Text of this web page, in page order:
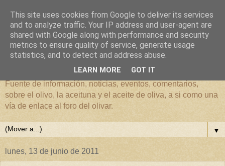
El mundo del Olivar
Fuente de información, noticias, eventos, comentarios,
sobre el olivo, la aceituna y el aceite de oliva, a si como una
vía de enlace al foro del olivar.
▼
lunes, 13 de junio de 2011
This site uses cookies from Google to deliver its services
and to analyze traffic. Your IP address and user-agent are
shared with Google along with performance and security
metrics to ensure quality of service, generate usage
statistics, and to detect and address abuse.
LEARN MORE GOT IT